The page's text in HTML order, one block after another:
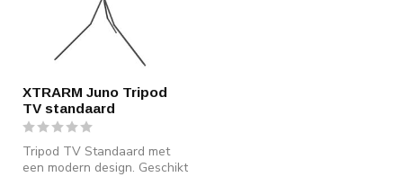
XTRARM Juno Tripod
TV standaard
Tripod TV Standaard met
een modern design. Geschikt